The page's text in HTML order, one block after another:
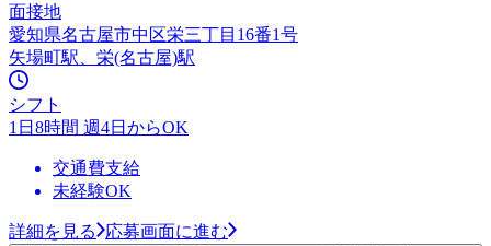
面接地
愛知県名古屋市中区栄三丁目16番1号
矢場町駅、栄(名古屋)駅
シフト
1日8時間 週4日からOK
交通費支給
未経験OK
詳細を見る 応募画面に進む